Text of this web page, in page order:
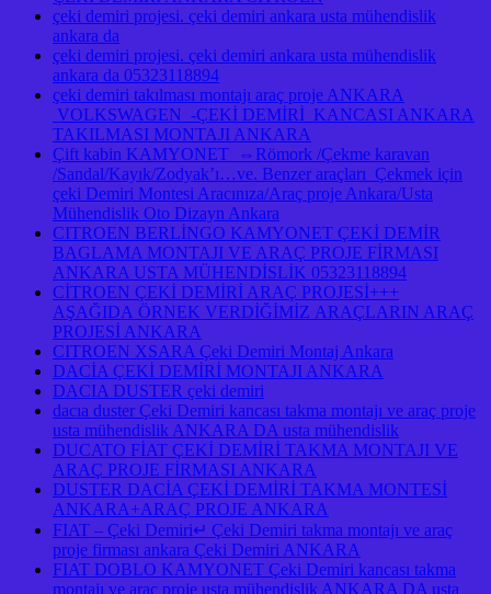
çeki demiri projesi. çeki demiri ankara usta mühendislik
ankara da
çeki demiri projesi. çeki demiri ankara usta mühendislik
ankara da 05323118894
çeki demiri takılması montajı araç proje ANKARA
VOLKSWAGEN -ÇEKİ DEMİRİ KANCASI ANKARA
TAKILMASI MONTAJI ANKARA
Çift kabin KAMYONET ⇔Römork /Çekme karavan
/Sandal/Kayık/Zodyak’ı…ve. Benzer araçları Çekmek için
çeki Demiri Montesi Aracınıza/Araç proje Ankara/Usta
Mühendislik Oto Dizayn Ankara
CITROEN BERLİNGO KAMYONET ÇEKİ DEMİR
BAGLAMA MONTAJI VE ARAÇ PROJE FİRMASI
ANKARA USTA MÜHENDİSLİK 05323118894
CİTROEN ÇEKİ DEMİRİ ARAÇ PROJESİ+++
AŞAĞIDA ÖRNEK VERDİĞİMİZ ARAÇLARIN ARAÇ
PROJESİ ANKARA
CITROEN XSARA Çeki Demiri Montaj Ankara
DACİA ÇEKİ DEMİRİ MONTAJI ANKARA
DACIA DUSTER çeki demiri
dacıa duster Çeki Demiri kancası takma montajı ve araç proje
usta mühendislik ANKARA DA usta mühendislik
DUCATO FİAT ÇEKİ DEMİRİ TAKMA MONTAJI VE
ARAÇ PROJE FİRMASI ANKARA
DUSTER DACİA ÇEKİ DEMİRİ TAKMA MONTESİ
ANKARA+ARAÇ PROJE ANKARA
FIAT – Çeki Demiri↵ Çeki Demiri takma montajı ve araç
proje firması ankara Çeki Demiri ANKARA
FIAT DOBLO KAMYONET Çeki Demiri kancası takma
montajı ve araç proje usta mühendislik ANKARA DA usta